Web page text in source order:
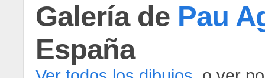
Galería de Pau
España